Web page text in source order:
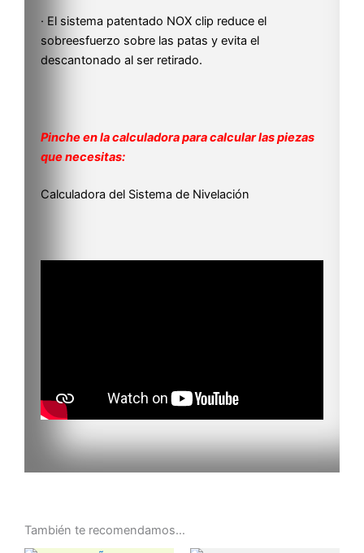
· El sistema patentado NOX clip reduce el
sobreesfuerzo sobre las patas y evita el
descantonado al ser retirado.
Pinche en la calculadora para calcular las piezas
que necesitas:
Calculadora del Sistema de Nivelación
También te recomendamos…